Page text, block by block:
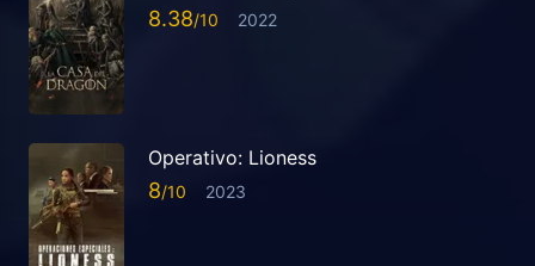
8.38 2022
Operativo: Lioness
8 2023